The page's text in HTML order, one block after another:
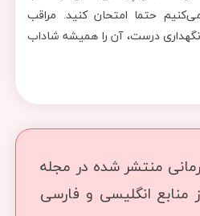
حتما امتحان کنید. مراقب
درست، آن را همیشه شاداب
منتشر شده در مجله
منابع انگلیسی و فارسی